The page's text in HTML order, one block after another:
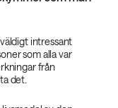
intressant
som alla var
från
det.